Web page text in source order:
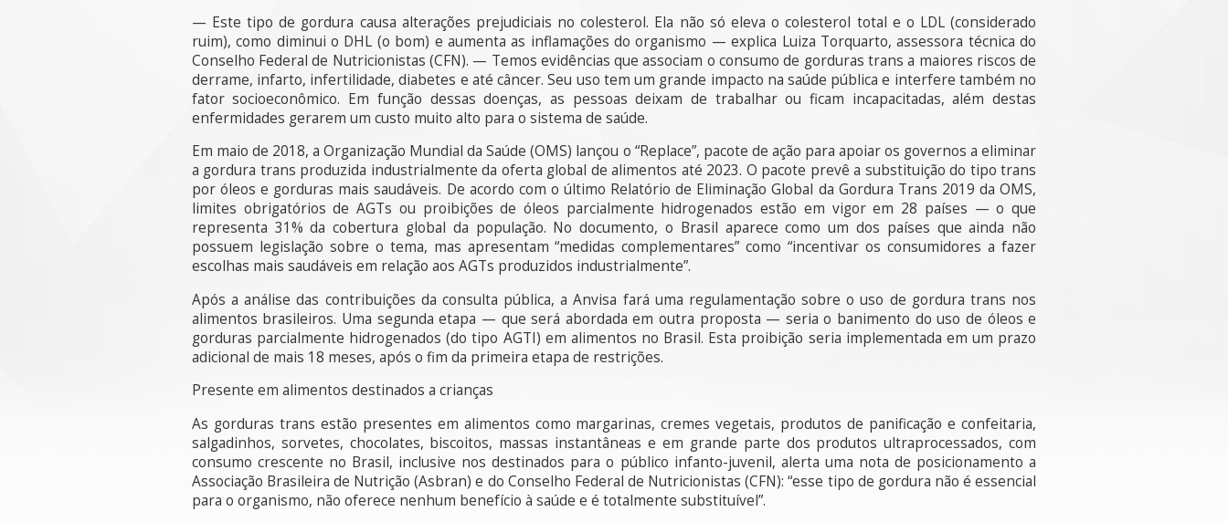
— Este tipo de gordura causa alterações prejudiciais no colesterol. Ela não só eleva o colesterol total e o LDL (considerado
ruim), como diminui o DHL (o bom) e aumenta as inflamações do organismo — explica Luiza Torquarto, assessora técnica do
Conselho Federal de Nutricionistas (CFN). — Temos evidências que associam o consumo de gorduras trans a maiores riscos de
derrame, infarto, infertilidade, diabetes e até câncer. Seu uso tem um grande impacto na saúde pública e interfere também no
fator socioeconômico. Em função dessas doenças, as pessoas deixam de trabalhar ou ficam incapacitadas, além destas
enfermidades gerarem um custo muito alto para o sistema de saúde.
Em maio de 2018, a Organização Mundial da Saúde (OMS) lançou o “Replace”, pacote de ação para apoiar os governos a eliminar
a gordura trans produzida industrialmente da oferta global de alimentos até 2023. O pacote prevê a substituição do tipo trans
por óleos e gorduras mais saudáveis. De acordo com o último Relatório de Eliminação Global da Gordura Trans 2019 da OMS,
limites obrigatórios de AGTs ou proibições de óleos parcialmente hidrogenados estão em vigor em 28 países — o que
representa 31% da cobertura global da população. No documento, o Brasil aparece como um dos países que ainda não
possuem legislação sobre o tema, mas apresentam “medidas complementares” como “incentivar os consumidores a fazer
escolhas mais saudáveis em relação aos AGTs produzidos industrialmente”.
Após a análise das contribuições da consulta pública, a Anvisa fará uma regulamentação sobre o uso de gordura trans nos
alimentos brasileiros. Uma segunda etapa — que será abordada em outra proposta — seria o banimento do uso de óleos e
gorduras parcialmente hidrogenados (do tipo AGTI) em alimentos no Brasil. Esta proibição seria implementada em um prazo
adicional de mais 18 meses, após o fim da primeira etapa de restrições.
Presente em alimentos destinados a crianças
As gorduras trans estão presentes em alimentos como margarinas, cremes vegetais, produtos de panificação e confeitaria,
salgadinhos, sorvetes, chocolates, biscoitos, massas instantâneas e em grande parte dos produtos ultraprocessados, com
consumo crescente no Brasil, inclusive nos destinados para o público infanto-juvenil, alerta uma nota de posicionamento a
Associação Brasileira de Nutrição (Asbran) e do Conselho Federal de Nutricionistas (CFN): “esse tipo de gordura não é essencial
para o organismo, não oferece nenhum benefício à saúde e é totalmente substituível”.